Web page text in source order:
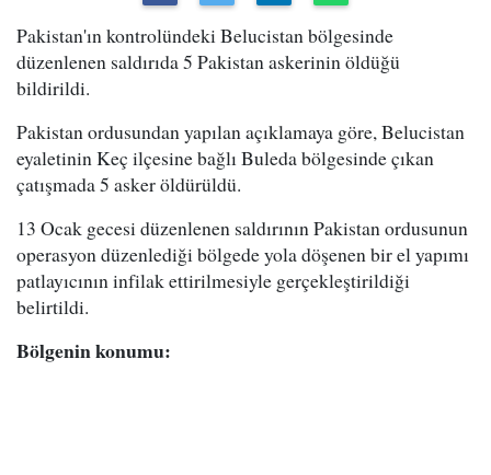
Pakistan'ın kontrolündeki Belucistan bölgesinde
düzenlenen saldırıda 5 Pakistan askerinin öldüğü
bildirildi.
Pakistan ordusundan yapılan açıklamaya göre, Belucistan
eyaletinin Keç ilçesine bağlı Buleda bölgesinde çıkan
çatışmada 5 asker öldürüldü.
13 Ocak gecesi düzenlenen saldırının Pakistan ordusunun
operasyon düzenlediği bölgede yola döşenen bir el yapımı
patlayıcının infilak ettirilmesiyle gerçekleştirildiği
belirtildi.
Bölgenin konumu: